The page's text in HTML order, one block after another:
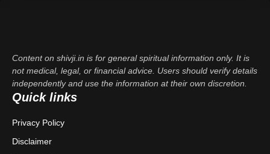
Content on shivji.in is for general spiritual information only. It is
not medical, legal, or financial advice. Users should verify details
independently and use the information at their own discretion.
Quick links
Privacy Policy
Disclaimer